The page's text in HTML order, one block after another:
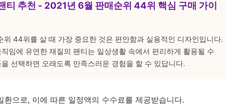
티 추천 - 2021년 6월 판매순위 44위 핵심 구매 가이
44위를 살 때 가장 중요한 것은 편안함과 실용적인 디자인입니다.
임에 유연한 재질의 팬티는 일상생활 속에서 편리하게 활용될 수
선택하면 오래도록 만족스러운 경험을 할 수 있답니다.
으로, 이에 따른 일정액의 수수료를 제공받습니다.